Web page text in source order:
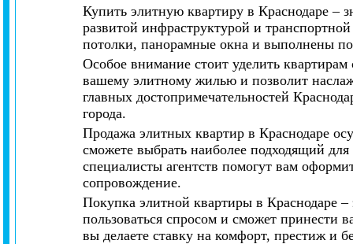
Купить элитную квартиру в Краснодаре –
развитой инфраструктурой и
потолки, панорамные окна и выполнены
Особое внимание стоит уделить
вашему элитному жилью и позволит
главных достопримечательностей
города.
Продажа элитных квартир в Краснодаре
сможете выбрать наиболее подходящий
специалисты агентств помогут вам
сопровождение.
Покупка элитной квартиры в Краснодаре
пользоваться спросом и сможет принести
вы делаете ставку на комфорт, престиж и